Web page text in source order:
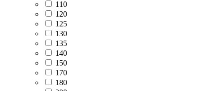
110
120
125
130
135
140
150
170
180